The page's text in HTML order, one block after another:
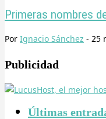
Primeras nombres
Por Ignacio Sánchez - 25
Publicidad
Últimas